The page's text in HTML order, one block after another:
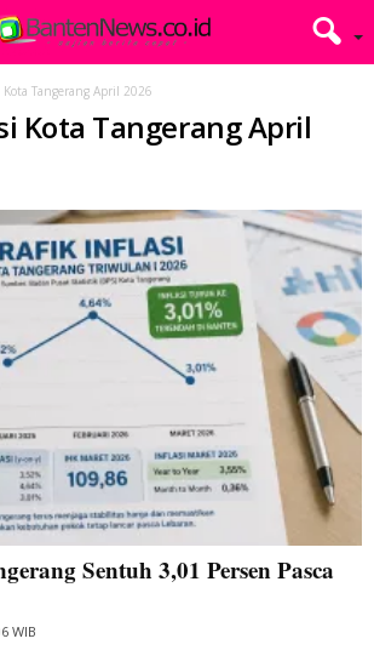
Kota Tangerang April 2026
Kota Tangerang April
Sentuh 3,01 Persen Pasca
WIB